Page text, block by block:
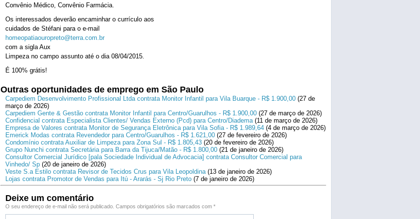
Convênio Médico, Convênio Farmácia.
Os interessados deverão encaminhar o currículo aos
cuidados de Stéfani para o e-mail
homeopatiaouropreto@terra.com.br
com a sigla Aux
Limpeza no campo assunto até o dia 08/04/2015.
É 100% grátis!
Outras oportunidades de emprego em São Paulo
Carpediem Desenvolvimento Profissional Ltda contrata Monitor Infantil para Vila Buarque - R$ 1.900,00 (27 de
março de 2026)
Carpediem Gente & Gestão contrata Monitor Infantil para Centro/Guarulhos - R$ 1.900,00 (27 de março de 2026)
Confidencial contrata Especialista Clientes/ Vendas Externo (Pcd) para Centro/Diadema(11 de março de 2026)
Empresa de Valores contrata Monitor de Segurança Eletrônica para Vila Sofia - R$ 1.989,64 (4 de março de 2026)
Emerick Modas contrata Revendedor para Centro/Guarulhos - R$ 1.621,00 (27 de fevereiro de 2026)
Condomínio contrata Auxiliar de Limpeza para Zona Sul - R$ 1.805,43 (20 de fevereiro de 2026)
Grupo Nunchi contrata Secretária para Barra da Tijuca/Matão - R$ 1.800,00 (21 de janeiro de 2026)
Consultor Comercial Jurídico [pala Sociedade Individual de Advocacia] contrata Consultor Comercial para
Vinhedo/ Sp (20 de janeiro de 2026)
Veste S.a Estilo contrata Revisor de Tecidos Crus para Vila Leopoldina(13 de janeiro de 2026)
Lojas contrata Promotor de Vendas para Itú - Ararás - Sj Rio Preto (7 de janeiro de 2026)
Deixe um comentário
O seu endereço de e-mail não será publicado. Campos obrigatórios são marcados com *